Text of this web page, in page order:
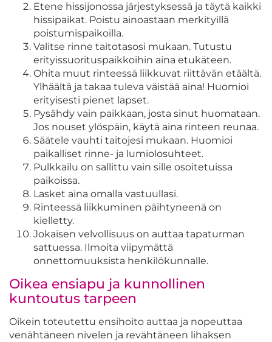
Etene hissijonossa järjestyksessä ja täytä kaikki
hissipaikat. Poistu ainoastaan merkityillä
poistumispaikoilla.
Valitse rinne taitotasosi mukaan. Tutustu
erityissuorituspaikkoihin aina etukäteen.
Ohita muut rinteessä liikkuvat riittävän etäältä.
Ylhäältä ja takaa tuleva väistää aina! Huomioi
erityisesti pienet lapset.
Pysähdy vain paikkaan, josta sinut huomataan.
Jos nouset ylöspäin, käytä aina rinteen reunaa.
Säätele vauhti taitojesi mukaan. Huomioi
paikalliset rinne- ja lumiolosuhteet.
Pulkkailu on sallittu vain sille osoitetuissa
paikoissa.
Lasket aina omalla vastuullasi.
Rinteessä liikkuminen päihtyneenä on
kielletty.
Jokaisen velvollisuus on auttaa tapaturman
sattuessa. Ilmoita viipymättä
onnettomuuksista henkilökunnalle.
Oikea ensiapu ja kunnollinen
kuntoutus tarpeen
Oikein toteutettu ensihoito auttaa ja nopeuttaa
venähtäneen nivelen ja revähtäneen lihaksen